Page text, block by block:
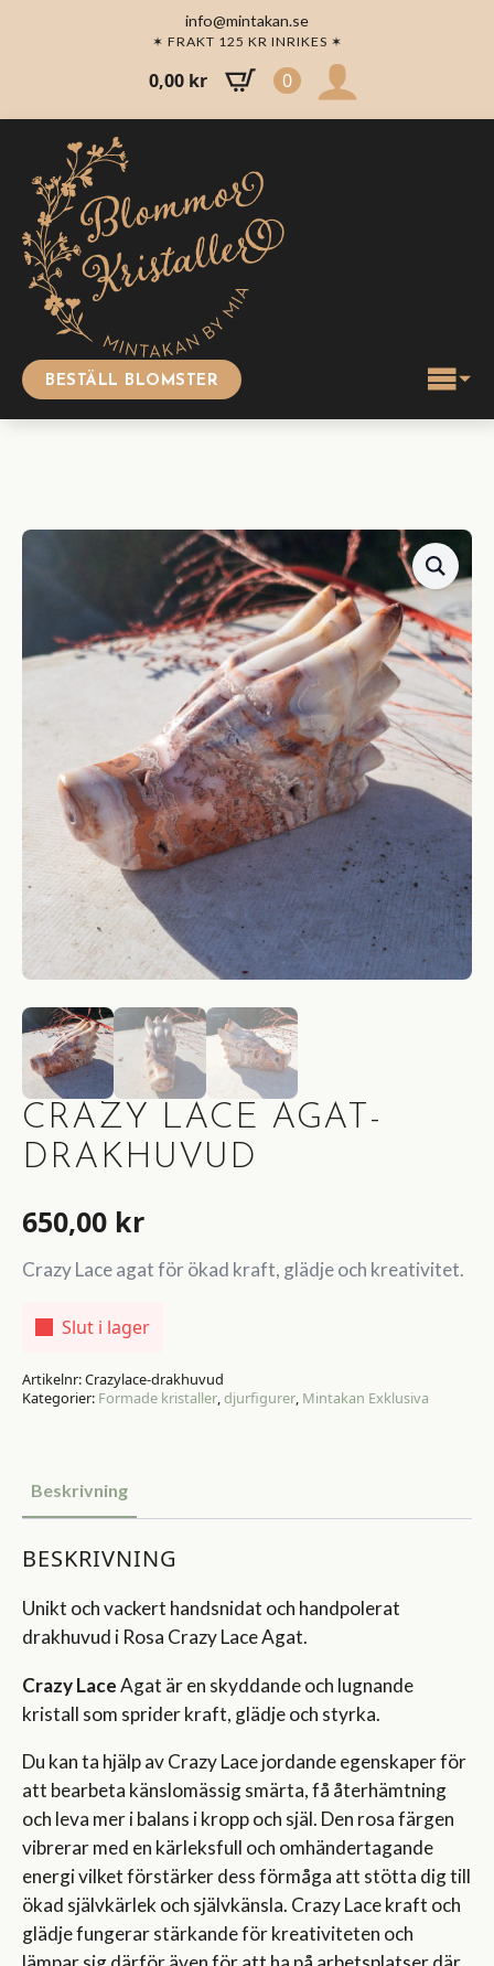
info@mintakan.se
✶ FRAKT 125 KR INRIKES ✶
0,00 kr 0
BESTÄLL BLOMSTER
CRAZY LACE AGAT-
DRAKHUVUD
650,00 kr
Crazy Lace agat för ökad kraft, glädje och kreativitet.
Slut i lager
Artikelnr:Crazylace-drakhuvud
Kategorier: Formade kristaller,djurfigurer, Mintakan Exklusiva
Beskrivning
BESKRIVNING
Unikt och vackert handsnidat och handpolerat
drakhuvud i Rosa Crazy Lace Agat.
Crazy LaceAgat är en skyddande och lugnande
kristall som sprider kraft, glädje och styrka.
Du kan ta hjälp av Crazy Lace jordande egenskaper för
att bearbeta känslomässig smärta, få återhämtning
och leva mer i balans i kropp och själ. Den rosa färgen
vibrerar med en kärleksfull och omhändertagande
energi vilket förstärker dess förmåga att stötta dig till
ökad självkärlek och självkänsla. Crazy Lace kraft och
glädje fungerar stärkande för kreativiteten och